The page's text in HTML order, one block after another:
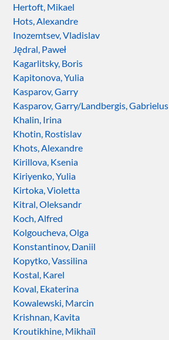
Hertoft, Mikael
Hots, Alexandre
Inozemtsev, Vladislav
Jędral, Paweł
Kagarlitsky, Boris
Kapitonova, Yulia
Kasparov, Garry
Kasparov, Garry/Landbergis, Gabrielus
Khalin, Irina
Khotin, Rostislav
Khots, Alexandre
Kirillova, Ksenia
Kiriyenko, Yulia
Kirtoka, Violetta
Kitral, Oleksandr
Koch, Alfred
Kolgoucheva, Olga
Konstantinov, Daniil
Kopytko, Vassilina
Kostal, Karel
Koval, Ekaterina
Kowalewski, Marcin
Krishnan, Kavita
Kroutikhine, Mikhaïl